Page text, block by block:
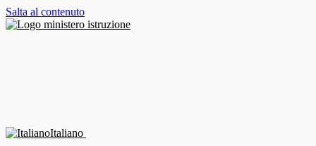
Salta al contenuto
Italiano